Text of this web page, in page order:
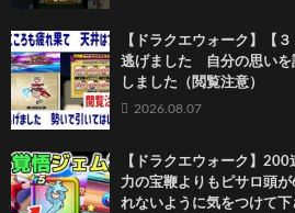
【ドラクエウォーク】【
逃げました 自分の思いを
しました（閲覧注意）
2026.08.07
【ドラクエウォーク】
力の宝鞭よりもピサロ頭
れないように気をつけて